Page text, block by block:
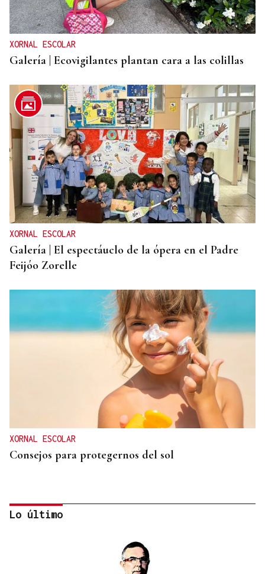
XORNAL ESCOLAR
Galería | Ecovigilantes plantan cara a las colillas
XORNAL ESCOLAR
Galería | El espectáuclo de la ópera en el Padre
Feijóo Zorelle
XORNAL ESCOLAR
Consejos para protegernos del sol
Lo último